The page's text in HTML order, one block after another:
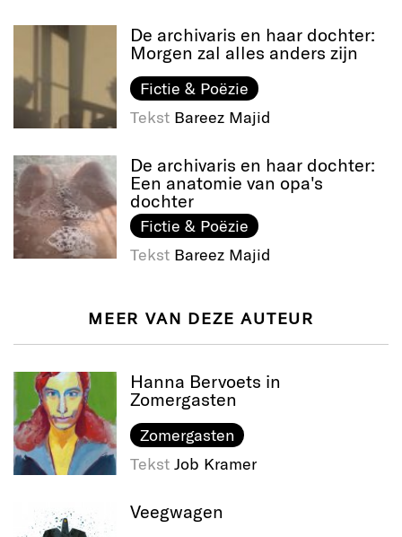
De archivaris en haar dochter:
Morgen zal alles anders zijn
Fictie & Poëzie
Tekst Bareez Majid
De archivaris en haar dochter:
Een anatomie van opa's
dochter
Fictie & Poëzie
Tekst Bareez Majid
MEER VAN DEZE AUTEUR
Hanna Bervoets in
Zomergasten
Zomergasten
Tekst Job Kramer
Veegwagen